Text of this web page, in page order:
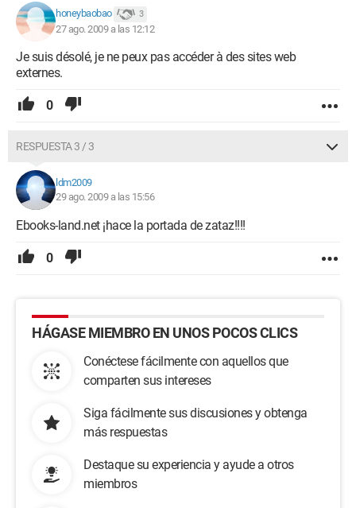
honeybaobao 3
27 ago. 2009 a las 12:12
Je suis désolé, je ne peux pas accéder à des sites web
externes.
0
RESPUESTA 3 / 3
ldm2009
29 ago. 2009 a las 15:56
Ebooks-land.net ¡hace la portada de zataz!!!!
0
HÁGASE MIEMBRO EN UNOS POCOS CLICS
Conéctese fácilmente con aquellos que
comparten sus intereses
Siga fácilmente sus discusiones y obtenga
más respuestas
Destaque su experiencia y ayude a otros
miembros